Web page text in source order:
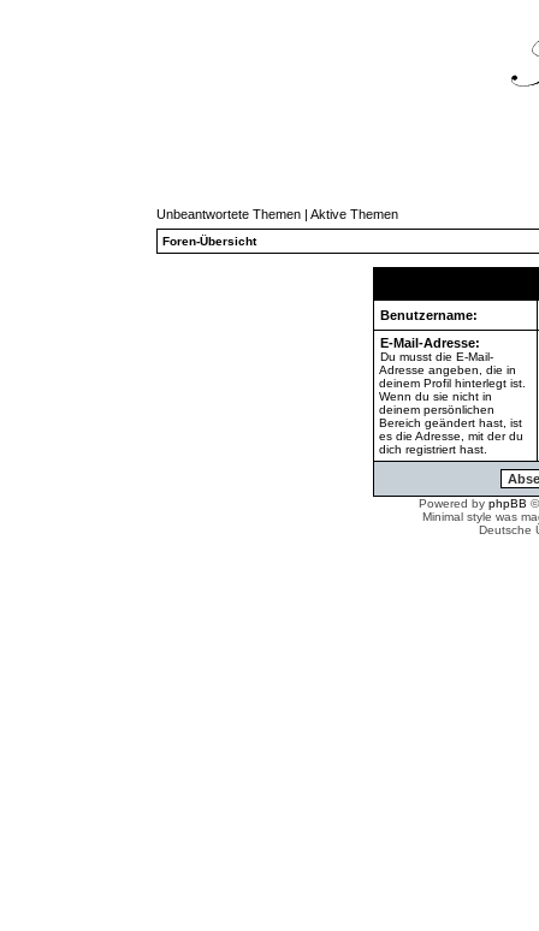
Unbeantwortete Themen | Aktive Themen
Foren-Übersicht
Benutzername:
E-Mail-Adresse:
Du musst die E-Mail-
Adresse angeben, die in
deinem Profil hinterlegt ist.
Wenn du sie nicht in
deinem persönlichen
Bereich geändert hast, ist
es die Adresse, mit der du
dich registriert hast.
Powered by phpBB
Minimal style was
Deutsche